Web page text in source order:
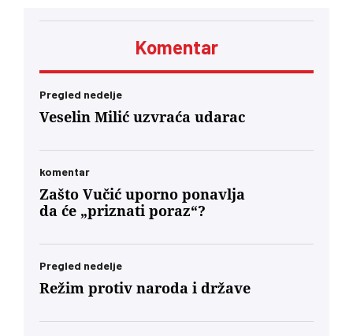
Komentar
Pregled nedelje
Veselin Milić uzvraća udarac
komentar
Zašto Vučić uporno ponavlja
da će „priznati poraz“?
Pregled nedelje
Režim protiv naroda i države